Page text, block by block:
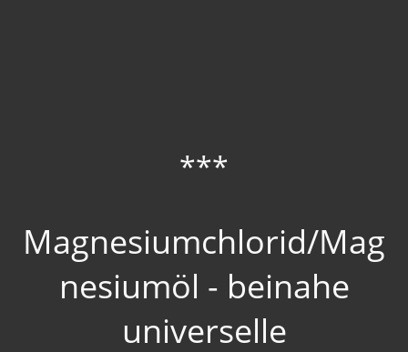
***
Magnesiumchlorid/Mag
nesiumöl - beinahe
universelle